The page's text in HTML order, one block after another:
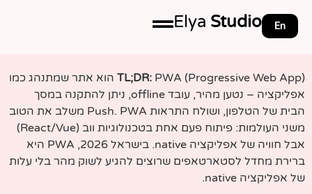
En
Elya Studio
TL;DR: PWA (Progressive Web App) הוא אתר שמתנהג כמו
אפליקציה – נטען מהיר, עובד offline, ניתן להתקנה במסך
הבית של הטלפון, ושולח התראות Push. PWA משלב את הטוב
משני העולמות: פיתוח פעם אחת בטכנולוגיות ווב (React/Vue)
אבל חוויה של אפליקציה native. בישראל 2026, PWA היא
ברירת מחדל לסטארטאפים שרוצים להגיע לשוק מהר בלי עלות
של אפליקציה native.